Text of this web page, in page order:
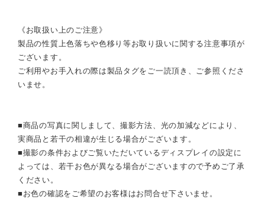
《お取扱い上のご注意》
製品の性質上色落ちや色移り等お取り扱いに関する注意事項が
ございます。
ご利用やお手入れの際は製品タグをご一読頂き、ご参照くださ
いませ。
■商品の写真に関しまして、撮影方法、光の加減などにより、
実商品と若干の相違が生じる場合がございます。
■撮影の条件およびご覧いただいているディスプレイの設定に
よっては、若干お色が異なる場合がございますので予めご了承
ください。
■お色の確認をご希望のお客様はお問合せ下さいませ。